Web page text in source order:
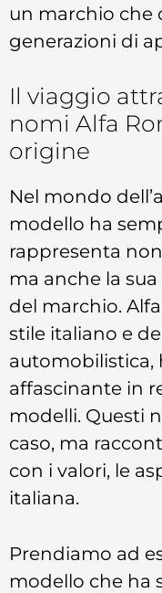
un marchio che
generazioni di
Il viaggio
nomi Alfa
origine
Nel mondo
modello ha
rappresenta
ma anche la
del marchio.
stile italiano e
automobilistica,
affascinante in
modelli. Questi
caso, ma
con i valori, le
italiana.
Prendiamo ad
modello che ha